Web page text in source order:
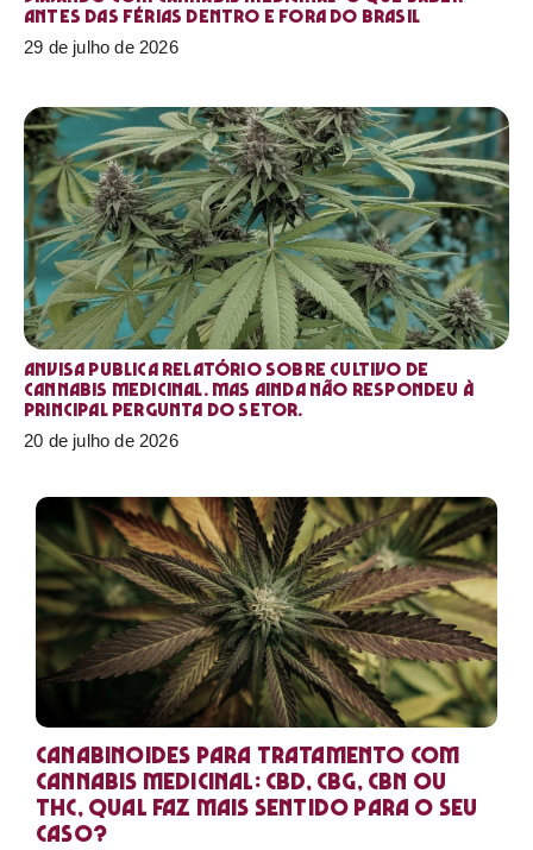
antes das férias dentro e fora do Brasil
29 de julho de 2026
Anvisa publica relatório sobre cultivo de
Cannabis medicinal. Mas ainda não respondeu à
principal pergunta do setor.
20 de julho de 2026
Canabinoides para tratamento com
cannabis medicinal: CBD, CBG, CBN ou
THC, qual faz mais sentido para o seu
caso?